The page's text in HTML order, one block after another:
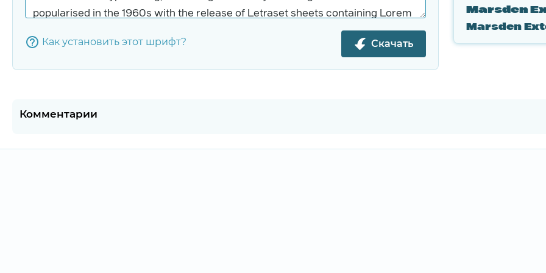
Как установить этот шрифт? Скачать
Комментарии